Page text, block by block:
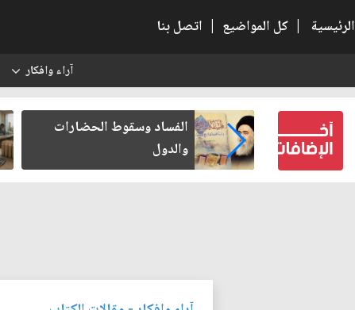
الرئيسية | كل المواضيع | اتصل بنا
آراء وافكار
كتب لنفسه
الفساد وسقوط الحضارات
والدول